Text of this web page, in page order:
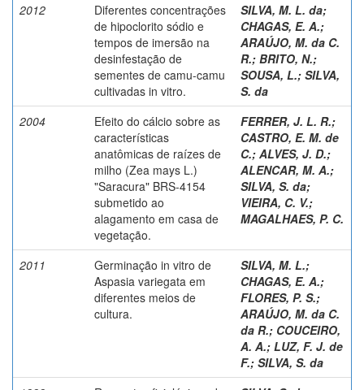
2012
Diferentes concentrações
de hipoclorito sódio e
tempos de imersão na
desinfestação de
sementes de camu-camu
cultivadas in vitro.
SILVA, M. L. da;
CHAGAS, E. A.;
ARAÚJO, M. da C.
R.; BRITO, N.;
SOUSA, L.; SILVA,
S. da
2004
Efeito do cálcio sobre as
características
anatômicas de raízes de
milho (Zea mays L.)
"Saracura" BRS-4154
submetido ao
alagamento em casa de
vegetação.
FERRER, J. L. R.;
CASTRO, E. M. de
C.; ALVES, J. D.;
ALENCAR, M. A.;
SILVA, S. da;
VIEIRA, C. V.;
MAGALHAES, P. C.
2011
Germinação in vitro de
Aspasia variegata em
diferentes meios de
cultura.
SILVA, M. L.;
CHAGAS, E. A.;
FLORES, P. S.;
ARAÚJO, M. da C.
da R.; COUCEIRO,
A. A.; LUZ, F. J. de
F.; SILVA, S. da